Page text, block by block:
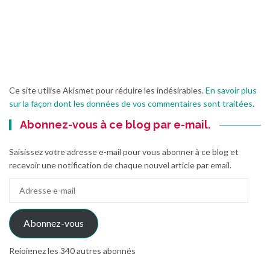
Ce site utilise Akismet pour réduire les indésirables.En savoir plus
sur la façon dont les données de vos commentaires sont traitées.
Abonnez-vous à ce blog par e-mail.
Saisissez votre adresse e-mail pour vous abonner à ce blog et
recevoir une notification de chaque nouvel article par email.
mail
Abonnez-vous
Rejoignez les 340 autres abonnés